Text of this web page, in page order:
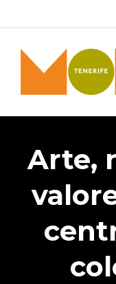
Arte,